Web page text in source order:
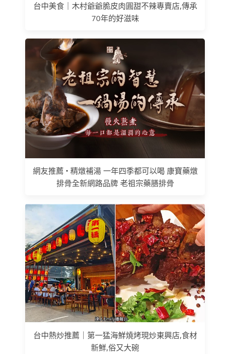
台中美食｜木村爺爺脆皮肉圓甜不辣專賣店,傳承
70年的好滋味
網友推薦 • 精燉補湯 一年四季都可以喝 康寶藥燉
排骨全新網路品牌 老祖宗藥膳排骨
台中熱炒推薦｜第一猛海鮮燒烤現炒東興店,食材
新鮮,俗又大碗